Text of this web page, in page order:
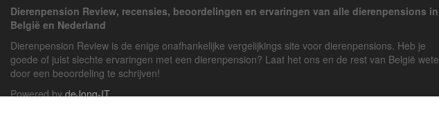
Dierenpension Review, recensies, beoordelingen en ervaringen van alle dierenpensions in
België en Nederland
Dierenpension Review is de enige onafhankelijke vergelijkings site voor dierenpensions. Heb je
goede of juist slechte ervaringen met een dierenpension? Laat het ons en de rest van België
door een beoordeling te schrijven!
Powered bydeJong-IT